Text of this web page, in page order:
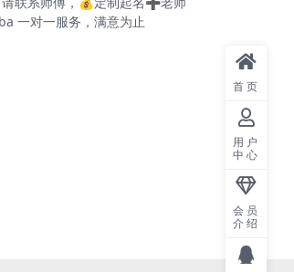
一对一服务，满意为止
首页
用户
中心
会员
介绍